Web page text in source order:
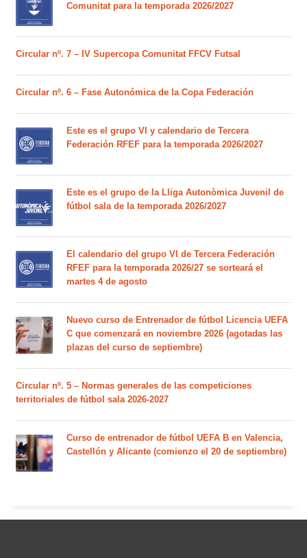
Comunitat para la temporada 2026/2027
Circular nº. 7 – IV Supercopa Comunitat FFCV Futsal
Circular nº. 6 – Fase Autonómica de la Copa Federación
Este es el grupo VI y calendario de Tercera
Federación RFEF para la temporada 2026/2027
Este es el grupo de la Lliga Autonòmica Juvenil de
fútbol sala de la temporada 2026/2027
El calendario del grupo VI de Tercera Federación
RFEF para la temporada 2026/27 se sorteará el
martes 4 de agosto
Nuevo curso de Entrenador de fútbol Licencia UEFA
C que comenzará en noviembre 2026 (agotadas las
plazas del curso de septiembre)
Circular nº. 5 – Normas generales de las competiciones
territoriales de fútbol sala 2026-2027
Curso de entrenador de fútbol UEFA B en Valencia,
Castellón y Alicante (comienzo el 20 de septiembre)